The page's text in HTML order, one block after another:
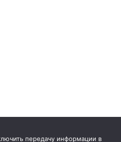
передачу информации в